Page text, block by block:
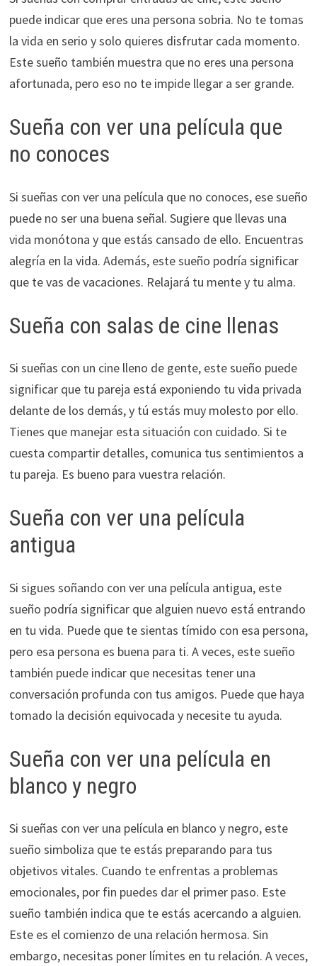
puede indicar que eres una persona sobria. No te tomas
la vida en serio y solo quieres disfrutar cada momento.
Este sueño también muestra que no eres una persona
afortunada, pero eso no te impide llegar a ser grande.
Sueña con ver una película que
no conoces
Si sueñas con ver una película que no conoces, ese sueño
puede no ser una buena señal. Sugiere que llevas una
vida monótona y que estás cansado de ello. Encuentras
alegría en la vida. Además, este sueño podría significar
que te vas de vacaciones. Relajará tu mente y tu alma.
Sueña con salas de cine llenas
Si sueñas con un cine lleno de gente, este sueño puede
significar que tu pareja está exponiendo tu vida privada
delante de los demás, y tú estás muy molesto por ello.
Tienes que manejar esta situación con cuidado. Si te
cuesta compartir detalles, comunica tus sentimientos a
tu pareja. Es bueno para vuestra relación.
Sueña con ver una película
antigua
Si sigues soñando con ver una película antigua, este
sueño podría significar que alguien nuevo está entrando
en tu vida. Puede que te sientas tímido con esa persona,
pero esa persona es buena para ti. A veces, este sueño
también puede indicar que necesitas tener una
conversación profunda con tus amigos. Puede que haya
tomado la decisión equivocada y necesite tu ayuda.
Sueña con ver una película en
blanco y negro
Si sueñas con ver una película en blanco y negro, este
sueño simboliza que te estás preparando para tus
objetivos vitales. Cuando te enfrentas a problemas
emocionales, por fin puedes dar el primer paso. Este
sueño también indica que te estás acercando a alguien.
Este es el comienzo de una relación hermosa. Sin
embargo, necesitas poner límites en tu relación. A veces,